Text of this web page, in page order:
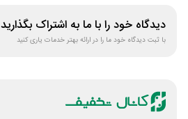
دیدگاه خود را با ما به اشتراک بگذارید
با ثبت دیدگاه خود ما را در ارائه بهتر خدمات یاری کنید